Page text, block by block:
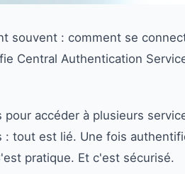
souvent : comment se
Central Authentication
accéder à plusieurs
tout est lié. Une fois
pratique. Et c'est sécurisé.